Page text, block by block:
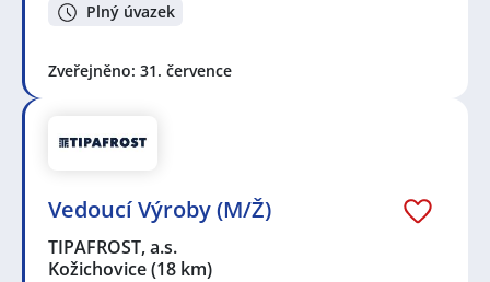
Plný úvazek
Zveřejněno: 31. července
Vedoucí Výroby (M/Ž)
TIPAFROST, a.s.
Kožichovice(18 km)